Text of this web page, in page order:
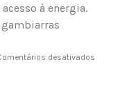
à energia.
gambiarras
desativados